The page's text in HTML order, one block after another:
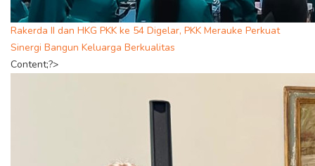
Rakerda II dan HKG PKK ke 54 Digelar, PKK Merauke Perkuat
Sinergi Bangun Keluarga Berkualitas
Content;?>